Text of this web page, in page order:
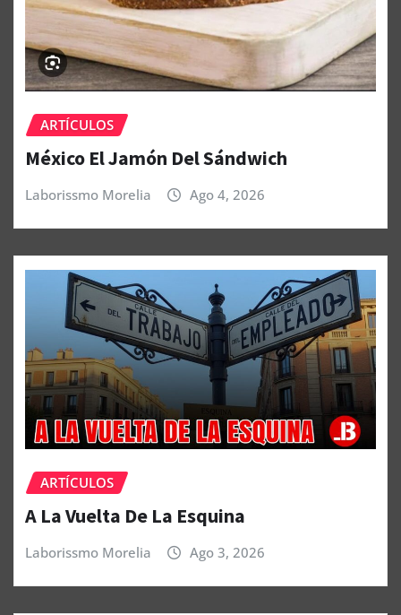
ARTÍCULOS
México El Jamón Del Sándwich
Laborissmo Morelia Ago 4, 2026
ARTÍCULOS
A La Vuelta De La Esquina
Laborissmo Morelia Ago 3, 2026